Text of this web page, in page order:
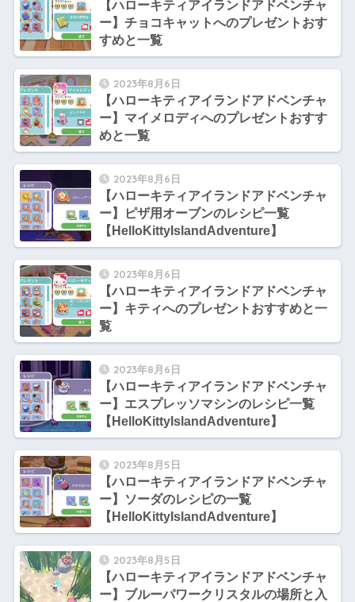
【ハローキティアイランドアドベンチャ
ー】チョコキャットへのプレゼントおす
すめと一覧
2023年8月6日
【ハローキティアイランドアドベンチャ
ー】マイメロディへのプレゼントおすす
めと一覧
2023年8月6日
【ハローキティアイランドアドベンチャ
ー】ピザ用オーブンのレシピ一覧
【HelloKittyIslandAdventure】
2023年8月6日
【ハローキティアイランドアドベンチャ
ー】キティへのプレゼントおすすめと一
覧
2023年8月6日
【ハローキティアイランドアドベンチャ
ー】エスプレッソマシンのレシピ一覧
【HelloKittyIslandAdventure】
2023年8月5日
【ハローキティアイランドアドベンチャ
ー】ソーダのレシピの一覧
【HelloKittyIslandAdventure】
2023年8月5日
【ハローキティアイランドアドベンチャ
ー】ブルーパワークリスタルの場所と入